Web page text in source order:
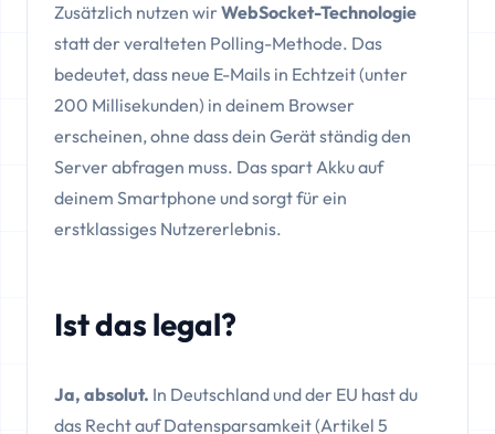
Zusätzlich nutzen wirWebSocket-Technologie
statt der veralteten Polling-Methode. Das
bedeutet, dass neue E-Mails in Echtzeit (unter
200 Millisekunden) in deinem Browser
erscheinen, ohne dass dein Gerät ständig den
Server abfragen muss. Das spart Akku auf
deinem Smartphone und sorgt für ein
erstklassiges Nutzererlebnis.
Ist das legal?
Ja, absolut. In Deutschland und der EU hast du
das Recht auf Datensparsamkeit (Artikel 5